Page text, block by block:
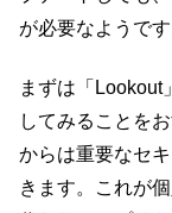
が必要なようです
まずは「Lookout
してみることを
からは重要なセ
きます。これが